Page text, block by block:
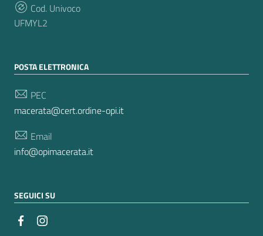
Cod. Univoco
UFMYL2
POSTA ELETTRONICA
PEC
macerata@cert.ordine-opi.it
Email
info@opimacerata.it
SEGUICI SU